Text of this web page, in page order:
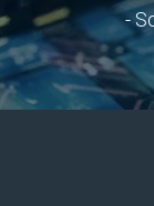
-